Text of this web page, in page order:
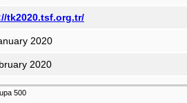
tk2020.tsf.org.tr/
2020
2020